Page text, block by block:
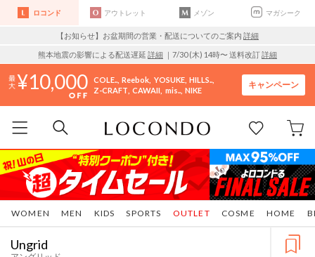
ロコンド アウトレット メゾン マガシーク
【お知らせ】お盆期間の営業・配送についてのご案内 詳細
熊本地震の影響による配送遅延 詳細 ｜7/30 (木) 14時〜 送料改訂詳細
10,000 COLE.. Reebok YOSUKE HILLS..
Z-CRAFT CAWAII mis.. NIKE
キャンペーン
WOMEN MEN KIDS SPORTS COSME HOME
OUTLET
Ungrid